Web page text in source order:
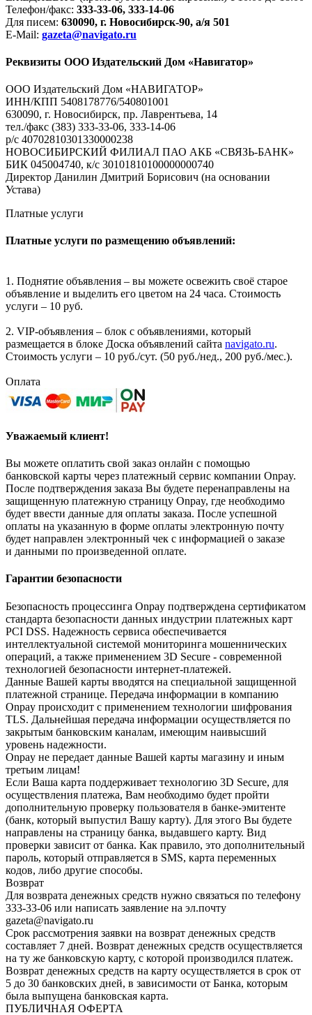
Телефон/факс: 333-33-06, 333-14-06
Для писем: 630090, г. Новосибирск-90, а/я 501
E-Mail: gazeta@navigato.ru
Реквизиты ООО Издательский Дом «Навигатор»
ООО Издательский Дом «НАВИГАТОР»
ИНН/КПП 5408178776/540801001
630090, г. Новосибирск, пр. Лаврентьева, 14
тел./факс (383) 333-33-06, 333-14-06
р/с 40702810301330000238
НОВОСИБИРСКИЙ ФИЛИАЛ ПАО АКБ «СВЯЗЬ-БАНК»
БИК 045004740, к/с 30101810100000000740
Директор Данилин Дмитрий Борисович (на основании
Устава)
Платные услуги
Платные услуги по размещению объявлений:
1. Поднятие объявления – вы можете освежить своё старое
объявление и выделить его цветом на 24 часа. Стоимость
услуги – 10 руб.
2. VIP-объявления – блок с объявлениями, который
размещается в блоке Доска объявлений сайта navigato.ru.
Стоимость услуги – 10 руб./сут. (50 руб./нед., 200 руб./мес.).
Оплата
Уважаемый клиент!
Вы можете оплатить свой заказ онлайн с помощью
банковской карты через платежный сервис компании Onpay.
После подтверждения заказа Вы будете перенаправлены на
защищенную платежную страницу Onpay, где необходимо
будет ввести данные для оплаты заказа. После успешной
оплаты на указанную в форме оплаты электронную почту
будет направлен электронный чек с информацией о заказе
и данными по произведенной оплате.
Гарантии безопасности
Безопасность процессинга Onpay подтверждена сертификатом
стандарта безопасности данных индустрии платежных карт
PCI DSS. Надежность сервиса обеспечивается
интеллектуальной системой мониторинга мошеннических
операций, а также применением 3D Secure - современной
технологией безопасности интернет-платежей.
Данные Вашей карты вводятся на специальной защищенной
платежной странице. Передача информации в компанию
Onpay происходит с применением технологии шифрования
TLS. Дальнейшая передача информации осуществляется по
закрытым банковским каналам, имеющим наивысший
уровень надежности.
Onpay не передает данные Вашей карты магазину и иным
третьим лицам!
Если Ваша карта поддерживает технологию 3D Secure, для
осуществления платежа, Вам необходимо будет пройти
дополнительную проверку пользователя в банке-эмитенте
(банк, который выпустил Вашу карту). Для этого Вы будете
направлены на страницу банка, выдавшего карту. Вид
проверки зависит от банка. Как правило, это дополнительный
пароль, который отправляется в SMS, карта переменных
кодов, либо другие способы.
Возврат
Для возврата денежных средств нужно связаться по телефону
333-33-06 или написать заявление на эл.почту
gazeta@navigato.ru
Срок рассмотрения заявки на возврат денежных средств
составляет 7 дней. Возврат денежных средств осуществляется
на ту же банковскую карту, с которой производился платеж.
Возврат денежных средств на карту осуществляется в срок от
5 до 30 банковских дней, в зависимости от Банка, которым
была выпущена банковская карта.
ПУБЛИЧНАЯ ОФЕРТА